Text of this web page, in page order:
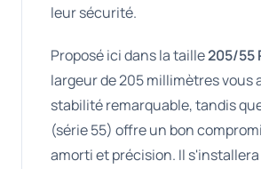
leur sécurité.
Proposé ici dans la taille205/55
largeur de 205 millimètres vous
stabilité remarquable, tandis
(série 55) offre un bon
amorti et précision. Il s'installera